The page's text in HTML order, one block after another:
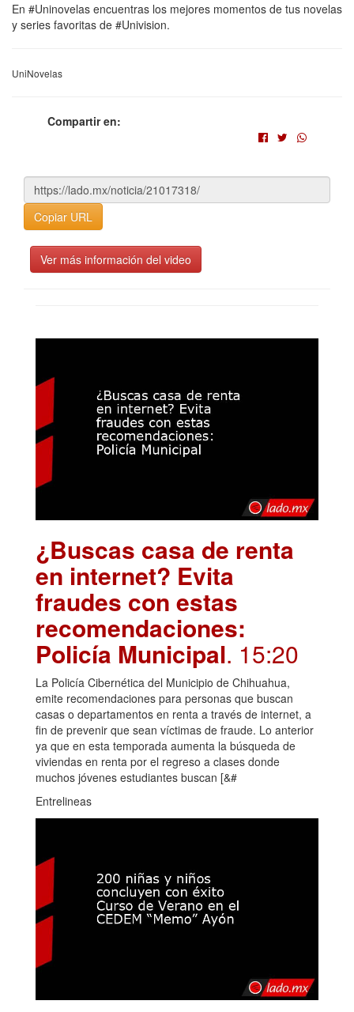
En #Uninovelas encuentras los mejores momentos de tus novelas
y series favoritas de #Univision.
UniNovelas
Compartir en:
Copiar URL
Ver más información del video
¿Buscas casa de renta
en internet? Evita
fraudes con estas
recomendaciones:
Policía Municipal. 15:20
La Policía Cibernética del Municipio de Chihuahua,
emite recomendaciones para personas que buscan
casas o departamentos en renta a través de internet, a
fin de prevenir que sean víctimas de fraude. Lo anterior
ya que en esta temporada aumenta la búsqueda de
viviendas en renta por el regreso a clases donde
muchos jóvenes estudiantes buscan [&#
Entrelineas